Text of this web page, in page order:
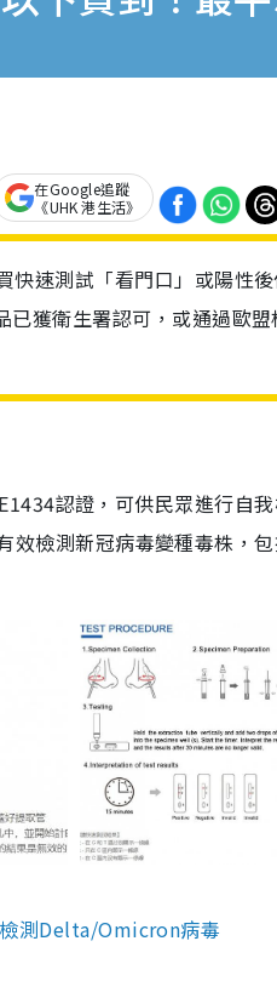
在Google追蹤
《UHK 港生活》
快速測試「看門口」或陽性
獲衛生署認可，或通過歐盟
認證，可供民眾進行自
效檢測新冠病毒變種毒株，
測Delta/Omicron病毒